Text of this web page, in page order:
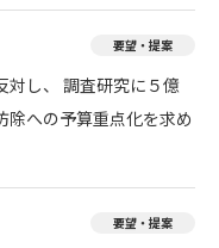
要望・提案
対し、 調査研究に５億
除への予算重点化を求め
要望・提案